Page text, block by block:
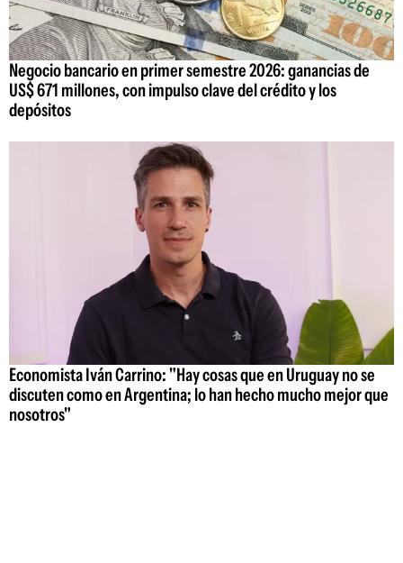
Negocio bancario en primer semestre 2026: ganancias de
US$ 671 millones, con impulso clave del crédito y los
depósitos
Economista Iván Carrino: "Hay cosas que en Uruguay no se
discuten como en Argentina; lo han hecho mucho mejor que
nosotros"